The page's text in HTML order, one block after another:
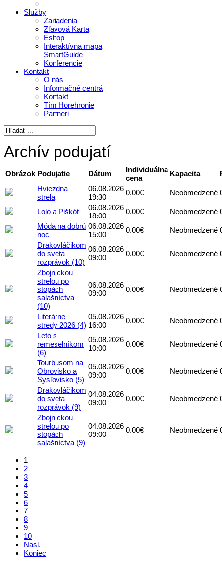
Služby
Zariadenia
Zľavová Karta
Eshop
Interaktívna mapa
SmartGuide
Konferencie
Kontakt
O nás
Informačné centrá
Kontakt
Tím Horehronie
Partneri
Archív podujatí
Obrázok Podujatie Dátum
Individuálna
cena
Kapacita
Hviezdna
strela
06.08.2026
19:30
0.00€ Neobmedzené
Lolo a Piškót
06.08.2026
18:00
0.00€ Neobmedzené
Móda na dobrú
noc
06.08.2026
15:00
0.00€ Neobmedzené
Drakovláčikom
do sveta
rozprávok (10)
06.08.2026
09:00
0.00€ Neobmedzené
Zbojníckou
strelou po
stopách
salašníctva
(10)
06.08.2026
09:00
0.00€ Neobmedzené
Literárne
stredy 2026 (4)
05.08.2026
16:00
0.00€ Neobmedzené
Leto s
remeselníkom
(6)
05.08.2026
10:00
0.00€ Neobmedzené
Tourbusom na
Obrovisko a
Sysľovisko (5)
05.08.2026
09:00
0.00€ Neobmedzené
Drakovláčikom
do sveta
rozprávok (9)
04.08.2026
09:00
0.00€ Neobmedzené
Zbojníckou
strelou po
stopách
salašníctva (9)
04.08.2026
09:00
0.00€ Neobmedzené
1
2
3
4
5
6
7
8
9
10
Nasl.
Koniec